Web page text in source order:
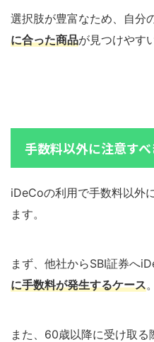
選択肢が豊富なため、自分
に合った商品が見つけやす
手数料以外に注意す
iDeCoの利用で手数料以外
ます。
まず、他社からSBI証券へ
に手数料が発生するケース。
また、60歳以降に受け取る